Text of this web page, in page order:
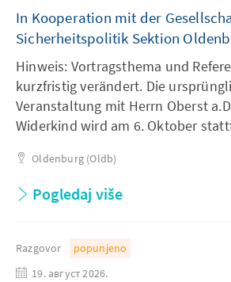
In Kooperation mit der
Sicherheitspolitik Sektion
Hinweis: Vortragsthema und
kurzfristig verändert. Die
Veranstaltung mit Herrn Oberst
Widerkind wird am 6. Oktober
Oldenburg (Oldb)
Pogledaj više
Razgovor
popunjeno
19. август 2026.